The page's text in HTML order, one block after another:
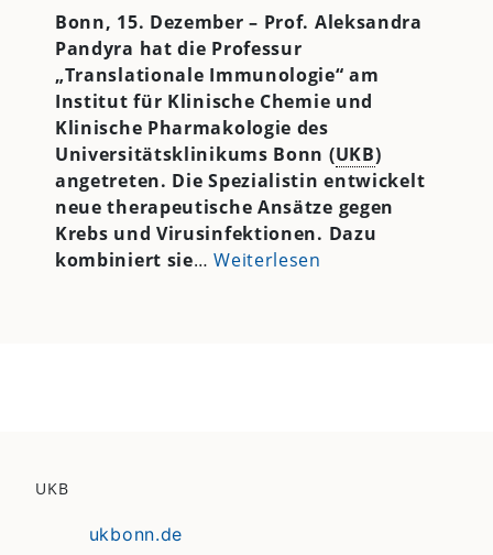
Bonn, 15. Dezember – Prof. Aleksandra
Pandyra hat die Professur
„Translationale Immunologie“ am
Institut für Klinische Chemie und
Klinische Pharmakologie des
Universitätsklinikums Bonn (UKB)
angetreten. Die Spezialistin entwickelt
neue therapeutische Ansätze gegen
Krebs und Virusinfektionen. Dazu
kombiniert sie…Weiterlesen
UKB
ukbonn.de